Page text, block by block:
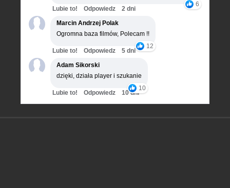
6
Lubie to! Odpowiedz
2 dni
Marcin Andrzej Polak
Ogromna baza filmów, Polecam !!
12
Lubie to! Odpowiedz
5 dni
Adam Sikorski
dzięki, działa player i szukanie
10
Lubie to! Odpowiedz 10 dni